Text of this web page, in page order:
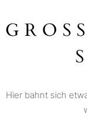
Hier bahnt sich